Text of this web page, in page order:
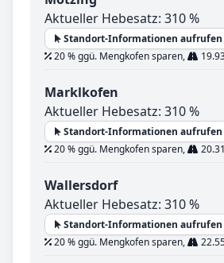
Aktueller Hebesatz: 310 %
Standort-Informationen aufrufen
20 % ggü. Mengkofen sparen,
Marklkofen
Aktueller Hebesatz: 310 %
Standort-Informationen aufrufen
20 % ggü. Mengkofen sparen,
Wallersdorf
Aktueller Hebesatz: 310 %
Standort-Informationen aufrufen
20 % ggü. Mengkofen sparen,